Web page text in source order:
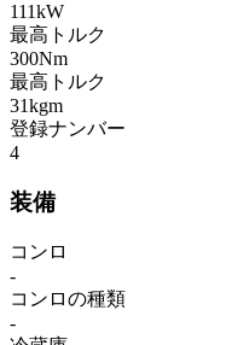
111kW
最高トルク
300Nm
最高トルク
31kgm
登録ナンバー
4
装備
コンロ
-
コンロの種類
-